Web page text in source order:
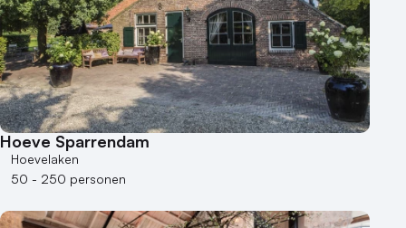
Hoeve Sparrendam
Hoevelaken
50 - 250 personen